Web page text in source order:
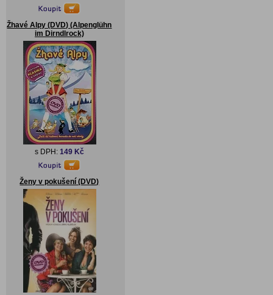
Žhavé Alpy (DVD) (Alpenglühn
im Dirndlrock)
s DPH: 149 Kč
Ženy v pokušení (DVD)